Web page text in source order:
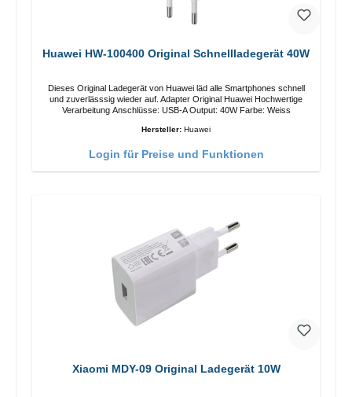
Huawei HW-100400 Original Schnellladegerät 40W
Dieses Original Ladegerät von Huawei läd alle Smartphones schnell
und zuverlässsig wieder auf. Adapter Original Huawei Hochwertige
Verarbeitung Anschlüsse: USB-A Output: 40W Farbe: Weiss
Hersteller: Huawei
Login für Preise und Funktionen
Xiaomi MDY-09 Original Ladegerät 10W